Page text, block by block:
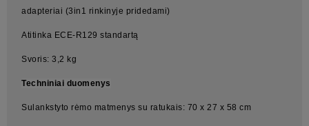
adapteriai (3in1 rinkinyje pridedami)
Atitinka ECE-R129 standartą
Svoris: 3,2 kg
Techniniai duomenys
Sulankstyto rėmo matmenys su ratukais: 70 x 27 x 58 cm